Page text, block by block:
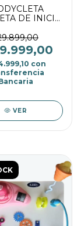
DE INICIO
con
VER